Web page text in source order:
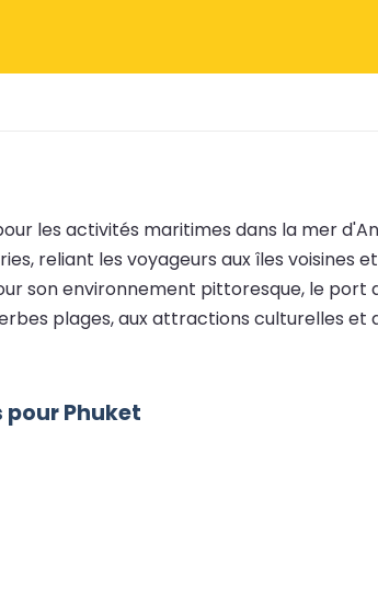
les activités maritimes dans la mer
reliant les voyageurs aux îles voisines
son environnement pittoresque, le port
plages, aux attractions culturelles et
Phuket